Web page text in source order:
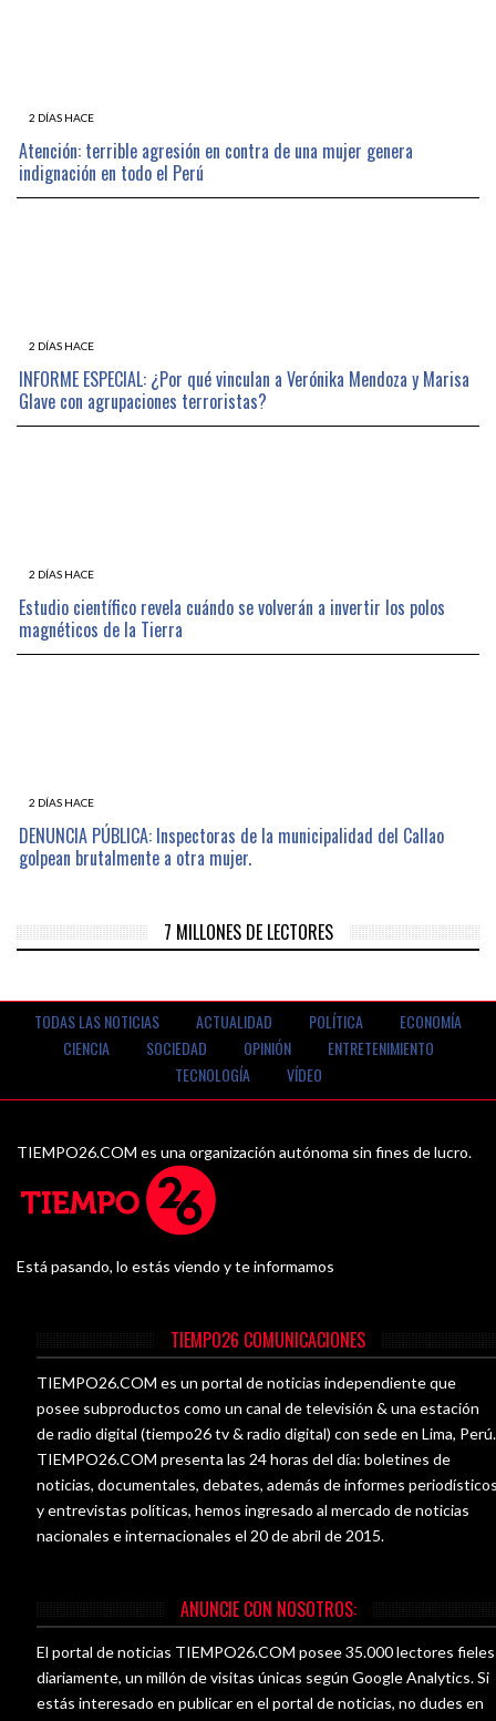
2 DÍAS HACE
Atención: terrible agresión en contra de una mujer genera
indignación en todo el Perú
2 DÍAS HACE
INFORME ESPECIAL: ¿Por qué vinculan a Verónika Mendoza y Marisa
Glave con agrupaciones terroristas?
2 DÍAS HACE
Estudio científico revela cuándo se volverán a invertir los polos
magnéticos de la Tierra
2 DÍAS HACE
DENUNCIA PÚBLICA: Inspectoras de la municipalidad del Callao
golpean brutalmente a otra mujer.
7 MILLONES DE LECTORES
TODAS LAS NOTICIAS ACTUALIDAD POLÍTICA
ECONOMÍA
CIENCIA
SOCIEDAD OPINIÓN
ENTRETENIMIENTO
TECNOLOGÍA
VÍDEO
TIEMPO26.COM es una organización autónoma sin fines de lucro.
Está pasando, lo estás viendo y te informamos
TIEMPO26 COMUNICACIONES
TIEMPO26.COM es un portal de noticias independiente que
posee subproductos como un canal de televisión & una estación
de radio digital (tiempo26 tv & radio digital) con sede en Lima, Perú.
TIEMPO26.COM presenta las 24 horas del día: boletines de
noticias, documentales, debates, además de informes
y entrevistas políticas, hemos ingresado al mercado de noticias
nacionales e internacionales el 20 de abril de 2015.
ANUNCIE CON NOSOTROS:
El portal de noticias TIEMPO26.COM posee 35.000 lectores fieles
diariamente, un millón de visitas únicas según Google Analytics. Si
estás interesado en publicar en el portal de noticias, no dudes en